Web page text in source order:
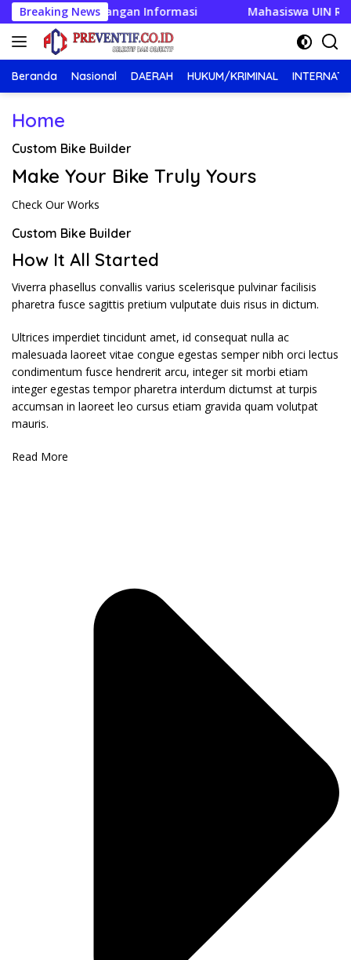
Langsung
ke
konten
Breaking News
Informasi Mahasiswa UIN RIL Asah Menulis
Beranda Nasional DAERAH HUKUM/KRIMINAL
Home
Custom Bike Builder
Make Your Bike Truly Yours
Check Our Works
Custom Bike Builder
How It All Started
Viverra phasellus convallis varius scelerisque pulvinar facilisis
pharetra fusce sagittis pretium vulputate duis risus in dictum.
Ultrices imperdiet tincidunt amet, id consequat nulla ac
malesuada laoreet vitae congue egestas semper nibh orci lectus
condimentum fusce hendrerit arcu, integer sit morbi etiam
integer egestas tempor pharetra interdum dictumst at turpis
accumsan in laoreet leo cursus etiam gravida quam volutpat
mauris.
Read More